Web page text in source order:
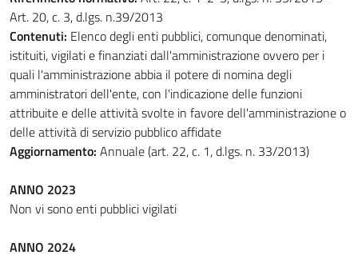
Art. 20, c. 3, d.lgs. n.39/2013
Contenuti: Elenco degli enti pubblici, comunque denominati,
istituiti, vigilati e finanziati dall'amministrazione ovvero per i
quali l'amministrazione abbia il potere di nomina degli
amministratori dell'ente, con l'indicazione delle funzioni
attribuite e delle attività svolte in favore dell'amministrazione o
delle attività di servizio pubblico affidate
Aggiornamento: Annuale (art. 22, c. 1, d.lgs. n. 33/2013)
ANNO 2023
Non vi sono enti pubblici vigilati
ANNO 2024